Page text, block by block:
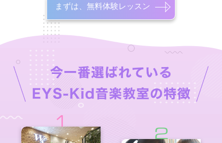
まずは、無料体験レッスン
1
2